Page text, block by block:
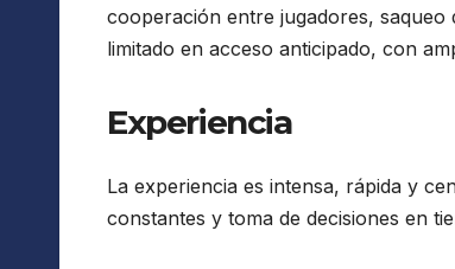
cooperación entre jugadores,
limitado en acceso anticipado, con
Experiencia
La experiencia es intensa, rápida y
constantes y toma de decisiones en